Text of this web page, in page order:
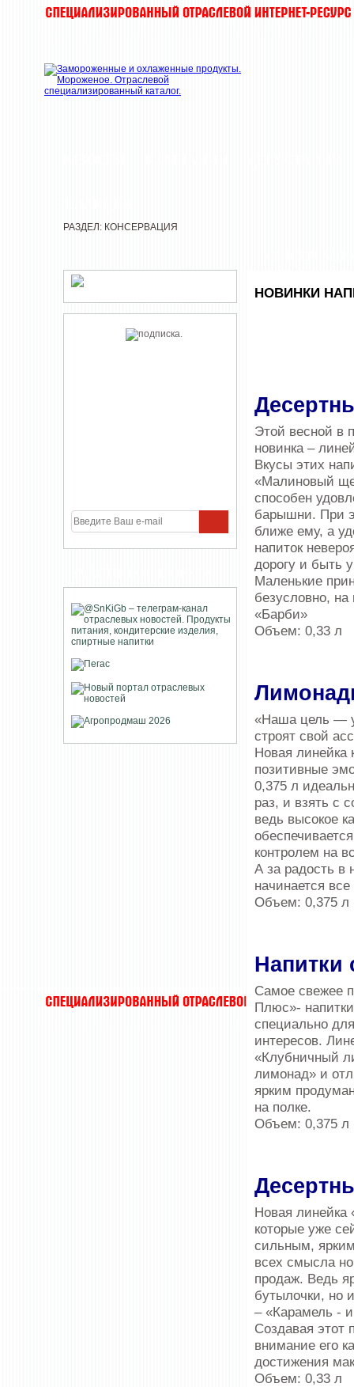
РАЗДЕЛ: КОНСЕРВАЦИЯ
НОВИНКИ
Этой весной в
новинка –
Вкусы этих
«Малиновый
способен
барышни. При
ближе ему, а
напиток
дорогу и быть
Маленькие
безусловно,
«Барби»
Объем: 0,33 л
«Наша цель —
строят свой
Новая линейка
позитивные
0,375 л
раз, и взять с
ведь высокое
контролем на
А за радость в
начинается
Объем: 0,375 л
Напитки
Самое свежее
Плюс»-
специально
интересов.
«Клубничный
лимонад» и
ярким
на полке.
Объем: 0,375 л
Новая
которые уже
сильным,
всех смысла
продаж. Ведь
бутылочки, но
– «Карамель -
Создавая этот
внимание его
достижения
Объем: 0,33 л